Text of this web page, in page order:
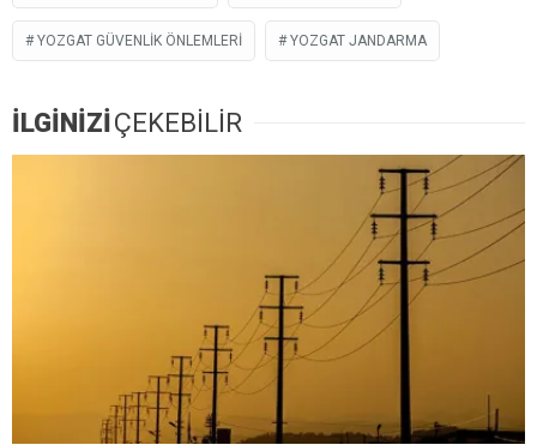
YOZGAT GÜVENLIK ÖNLEMLERI YOZGAT JANDARMA
İLGİNİZİÇEKEBİLİR